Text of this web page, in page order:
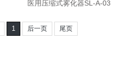
医用压缩式雾化器SL-A-03
1 后一页 尾页